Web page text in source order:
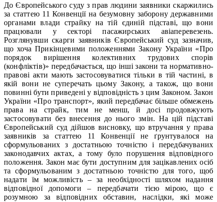
До Європейського суду з прав людини заявники скаржились
за статтею 11 Конвенції на безумовну заборону державними
органами влади страйку на тій єдиній підставі, що вони
працювали у секторі пасажирських авіаперевезень.
Розглянувши скарги заявників Європейський суд зазначив,
що хоча Прикінцевими положеннями Закону України «Про
порядок вирішення колективних трудових спорів
(конфліктів)» передбачається, що інші закони та нормативно-
правові акти мають застосовуватися тільки в тій частині, в
якій вони не суперечать цьому Закону, а також, що вони
повинні бути приведені у відповідність з цим Законом. Закон
України «Про транспорт», який передбачає більше обмежень
права на страйк, тим не менш, й досі продовжують
застосовувати без внесення до нього змін. На цій підставі
Європейський суд дійшов висновку, що втручання у права
заявників за статтею 11 Конвенції не ґрунтувалося на
сформульованих з достатньою точністю і передбачуваних
законодавчих актах, а тому було порушення відповідного
положення. Закон має бути доступним для зацікавлених осіб
та сформульованим з достатньою точністю для того, щоб
надати їм можливість – за необхідності шляхом надання
відповідної допомоги – передбачати тією мірою, що є
розумною за відповідних обставин, наслідки, які може